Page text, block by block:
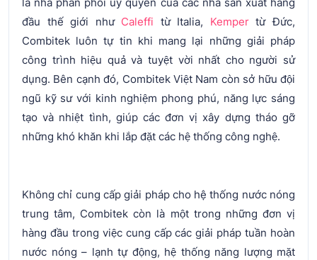
đầu thế giới như Caleffi từ Italia, Kempertừ Đức,
Combitek luôn tự tin khi mang lại những giải pháp
công trình hiệu quả và tuyệt vời nhất cho người sử
dụng. Bên cạnh đó, Combitek Việt Nam còn sở hữu đội
ngũ kỹ sư với kinh nghiệm phong phú, năng lực sáng
tạo và nhiệt tình, giúp các đơn vị xây dựng tháo gỡ
những khó khăn khi lắp đặt các hệ thống công nghệ.
Không chỉ cung cấp giải pháp cho hệ thống nước nóng
trung tâm, Combitek còn là một trong những đơn vị
hàng đầu trong việc cung cấp các giải pháp tuần hoàn
nước nóng – lạnh tự động, hệ thống năng lượng mặt